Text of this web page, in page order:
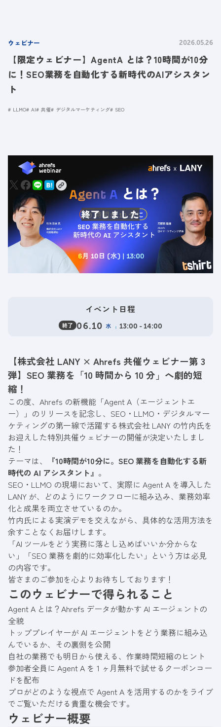
ウェビナー 2026.05.26
【限定ウェビナー】AgentA とは？10時間が10分
に！SEO業務を自動化する新時代のAIアシスタン
ト
LLMO AI 共催 デジタルマーケティング SEO
イベント日程
終了 06.10 水 13:00 - 14:00
【株式会社 LANY × Ahrefs 共催ウェビナー第 3
弾】SEO 業務を「10 時間から 10 分」へ劇的短
縮！
この度、Ahrefs の新機能「Agent A（エージェントエ
ー）」のリリースを記念し、SEO・LLMO・デジタルマー
ケティングの第一線で活躍する株式会社 LANY の竹内氏を
お迎えした特別共催ウェビナーの開催が決定いたしまし
た！
テーマは、
『10時間が10分に。SEO 業務を自動化する新
時代の AI アシスタント』 。
SEO・LLMO の現場において、実際に Agent A を導入した
LANY が、どのようにワークフローに組み込み、業務効率
化と成果を両立させているのか。
竹内氏による実演デモを交えながら、具体的な活用方法を
余すことなくお届けします。
「AI ツールをどう実務に落とし込めばいいか分からな
い」「SEO 業務を劇的に効率化したい」という方は必見
の内容です。
皆さまのご参加を心よりお待ちしております！
このウェビナーで得られること
Agent A とは？Ahrefs データが動かす AI エージェントの
全貌
トッププレイヤーが AI エージェントをどう業務に組み込
んでいるか、その裏側を公開
自社の業務でも明日から使える、作業時間短縮のヒント
参加者全員に Agent A を 1 ヶ月無料で試せるクーポンコー
ドを配布
プロがどのような視点で Agent A を活用するのかをライブ
でご覧いただける貴重な機会です。
ウェビナー概要